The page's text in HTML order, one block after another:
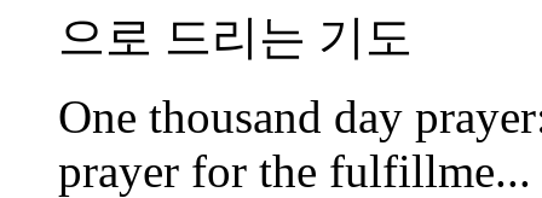
으로 드리는 기도
One thousand day
prayer for the fulfillme...